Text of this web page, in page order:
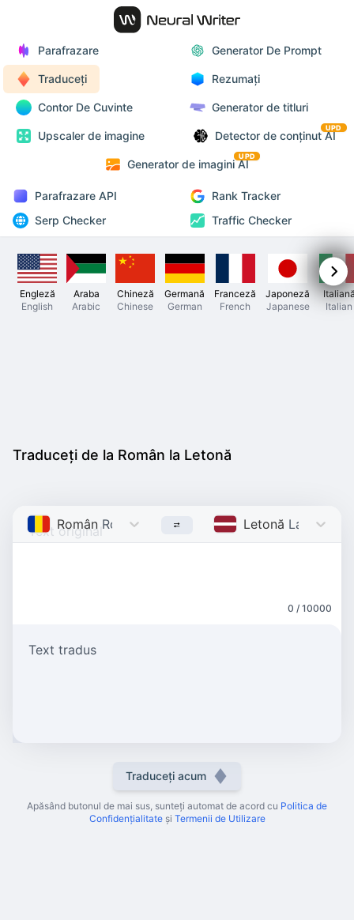
Parafrazare Generator De Prompt
Traduceți Rezumați
Contor De Cuvinte Generator de titluri
Upscaler de imagine Detector de conținut AI
UPD
Generator de imagini AI
UPD
Parafrazare API
Rank Tracker
Serp Checker
Traffic Checker
Engleză
English
Araba
Arabic
Chineză
Chinese
Germană
German
Franceză
French
Japoneză
Japanese
Italian
Traduceți de la Român la Letonă
Român Romanian Letonă Latvian
0 / 10000
Text tradus
Traduceți acum
Apăsând butonul de mai sus, sunteți automat de acord cu Politica de
Confidențialitate și Termenii de Utilizare